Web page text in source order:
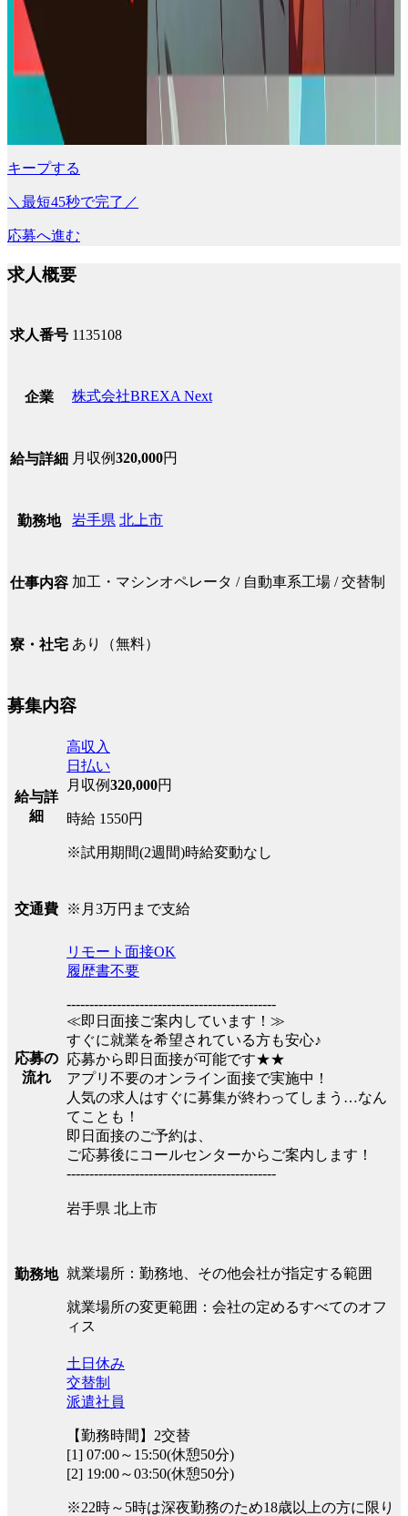
キープする
＼最短45秒で完了／
応募へ進む
求人概要
求人番号 1135108
企業 株式会社BREXA Next
給与詳細 月収例320,000円
勤務地 岩手県 北上市
仕事内容 加工・マシンオペレータ / 自動車系工場 / 交替制
寮・社宅 あり（無料）
募集内容
給与詳
細
高収入
日払い
月収例320,000円
時給 1550円
※試用期間(2週間)時給変動なし
交通費 ※月3万円まで支給
応募の
流れ
リモート面接OK
履歴書不要
----------------------------------------------
≪即日面接ご案内しています！≫
すぐに就業を希望されている方も安心♪
応募から即日面接が可能です★★
アプリ不要のオンライン面接で実施中！
人気の求人はすぐに募集が終わってしまう…なん
てことも！
即日面接のご予約は、
ご応募後にコールセンターからご案内します！
----------------------------------------------
勤務地
岩手県 北上市
就業場所：勤務地、その他会社が指定する範囲
就業場所の変更範囲：会社の定めるすべてのオフ
ィス
土日休み
交替制
派遣社員
【勤務時間】2交替
[1] 07:00～15:50(休憩50分)
[2] 19:00～03:50(休憩50分)
※22時～5時は深夜勤務のため18歳以上の方に限り